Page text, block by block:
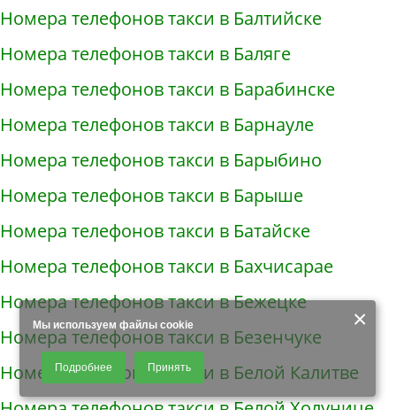
×
Мы используем файлы cookie
Продолжая использовать наш сайт, Вы даете согласие на обработку
файлов - COOKIES, пользовательских данных (файлы-cookies, IP-адрес,
данные об идентификаторе браузера, дата и время осуществления
доступа к сайту, история поисковых запросов) для сбора аналитической и
Подробнее Принять
Номера телефонов такси в Балтийске
Номера телефонов такси в Баляге
Номера телефонов такси в Барабинске
Номера телефонов такси в Барнауле
Номера телефонов такси в Барыбино
Номера телефонов такси в Барыше
Номера телефонов такси в Батайске
Номера телефонов такси в Бахчисарае
Номера телефонов такси в Бежецке
Номера телефонов такси в Безенчуке
Номера телефонов такси в Белой Калитве